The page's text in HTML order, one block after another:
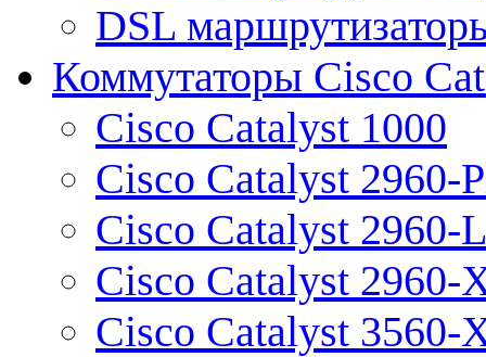
DSL
Коммутаторы Cisco
Cisco Catalyst 1000
Cisco Catalyst 2960-
Cisco Catalyst 2960-L
Cisco Catalyst 2960-
Cisco Catalyst 3560-